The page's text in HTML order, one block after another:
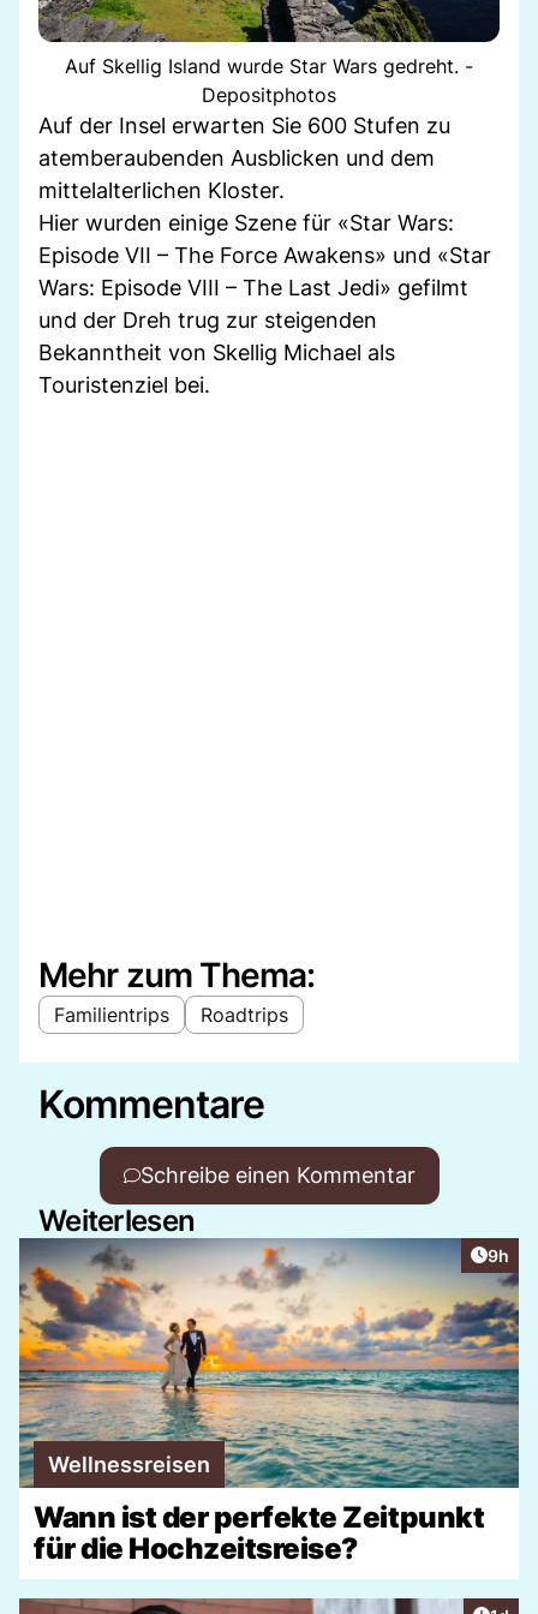
Auf Skellig Island wurde Star Wars gedreht. -
Depositphotos
Auf der Insel erwarten Sie 600 Stufen zu
atemberaubenden Ausblicken und dem
mittelalterlichen Kloster.
Hier wurden einige Szene für «Star Wars:
Episode VII – The Force Awakens» und «Star
Wars: Episode VIII – The Last Jedi» gefilmt
und der Dreh trug zur steigenden
Bekanntheit von Skellig Michael als
Touristenziel bei.
Mehr zum Thema:
Familientrips Roadtrips
Kommentare
Schreibe einen Kommentar
Weiterlesen
9h
Wellnessreisen
Wann ist der perfekte Zeitpunkt
für die Hochzeitsreise?